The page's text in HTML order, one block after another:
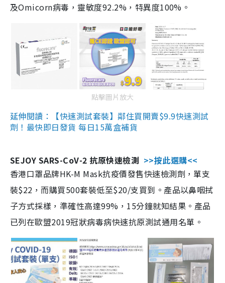
及Omicorn病毒，靈敏度92.2%，特異度100%。
點擊圖片放大
延伸閱讀：【快速測試套裝】鄰住買開賣$9.9快速測試
劑！最快即日發貨 每日15萬盒補貨
SEJOY SARS-CoV-2 抗原快速檢測 >>按此選購<<
香港口罩品牌HK-M Mask抗疫價發售快速檢測劑，單支
裝$22，而購買500套裝低至$20/支買到。產品以鼻咽拭
子方式採樣，準確性高達99%，15分鐘就知結果。產品
已列在歐盟2019冠狀病毒病快速抗原測試通用名單。